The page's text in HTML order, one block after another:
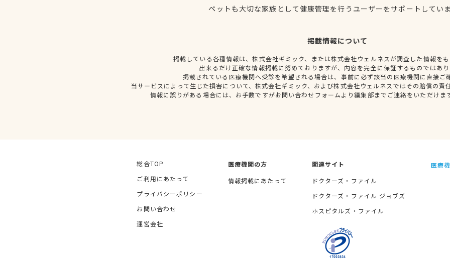
ペットも大切な家族として健康管理を行うユーザーをサポートしてい
掲載情報について
掲載している各種情報は、株式会社ギミック、または株式会社ウェルネスが調査した情報を
出来るだけ正確な情報掲載に努めておりますが、内容を完全に保証するものではあ
掲載されている医療機関へ受診を希望される場合は、事前に必ず該当の医療機関に直接ご
当サービスによって生じた損害について、株式会社ギミック、および株式会社ウェルネスではその賠償の責
情報に誤りがある場合には、お手数ですがお問い合わせフォームより編集部までご連絡をいただけま
総合TOP
ご利用にあたって
プライバシーポリシー
お問い合わせ
運営会社
医療機関の方
情報掲載にあたって
関連サイト
ドクターズ・ファイル
ドクターズ・ファイル ジョブズ
ホスピタルズ・ファイル
医療